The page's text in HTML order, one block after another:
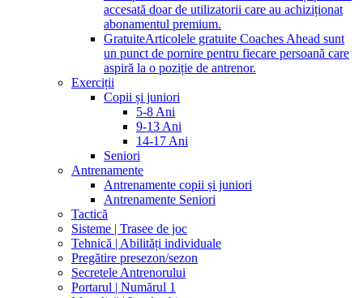
accesată doar de utilizatorii care au achiziționat
abonamentul premium.
GratuiteArticolele gratuite Coaches Ahead sunt
un punct de pornire pentru fiecare persoană care
aspiră la o poziție de antrenor.
Exerciții
Copii și juniori
5-8 Ani
9-13 Ani
14-17 Ani
Seniori
Antrenamente
Antrenamente copii și juniori
Antrenamente Seniori
Tactică
Sisteme | Trasee de joc
Tehnică | Abilități individuale
Pregătire presezon/sezon
Secretele Antrenorului
Portarul | Numărul 1